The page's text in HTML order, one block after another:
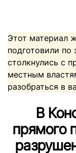
Этот материал
подготовили по
столкнулись с
местным
разобраться в
В
прямого